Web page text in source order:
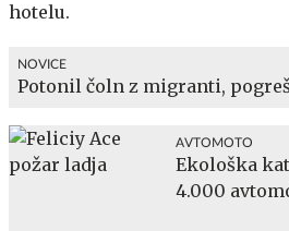
hotelu.
NOVICE
Potonil čoln z migranti,
AVTOMOTO
Ekološka
4.000